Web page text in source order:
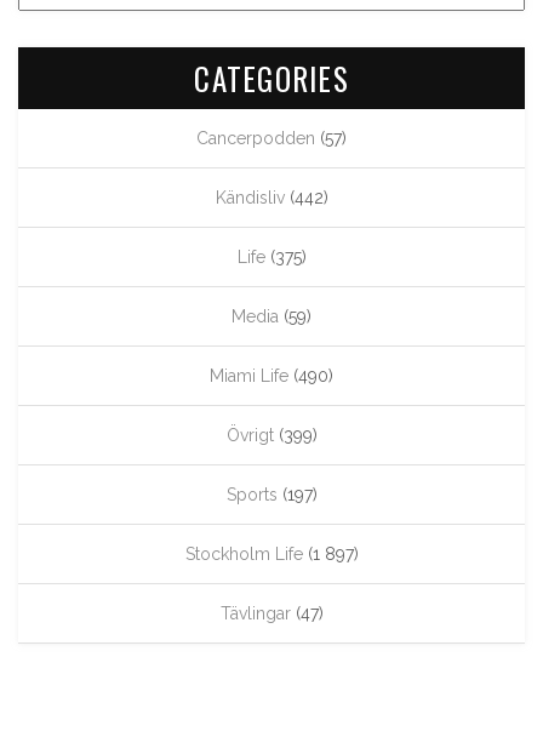
CATEGORIES
Cancerpodden (57)
Kändisliv(442)
Life(375)
Media (59)
Miami Life (490)
Övrigt(399)
Sports (197)
Stockholm Life(1 897)
Tävlingar(47)